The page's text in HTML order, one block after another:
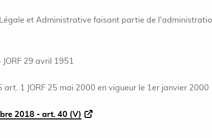
et Administrative faisant partie de
29 avril 1951
1 JORF 25 mai 2000 en vigueur le 1er janvier 2000
2018 - art. 40 (V)